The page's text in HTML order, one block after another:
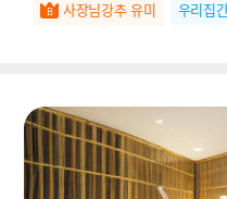
사장님강추 유미 우리집